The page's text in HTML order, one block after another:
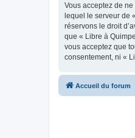
Vous acceptez de
lequel le serveur de
réservons le droit
que « Libre à
vous acceptez que
consentement, ni «
Accueil du forum